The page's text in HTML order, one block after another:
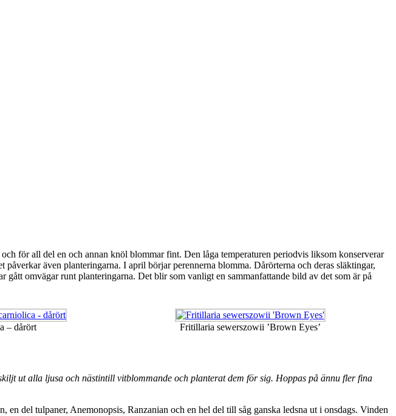
för all del en och annan knöl blommar fint. Den låga temperaturen periodvis liksom konserverar
även planteringarna. I april börjar perennerna blomma. Dårörterna och deras släktingar,
omvägar runt planteringarna. Det blir som vanligt en sammanfattande bild av det som är på
– dårört Fritillaria sewerszowii ’Brown Eyes’
ut alla ljusa och nästintill vitblommande och planterat dem för sig. Hoppas på ännu fler fina
del tulpaner, Anemonopsis, Ranzanian och en hel del till såg ganska ledsna ut i onsdags. Vinden